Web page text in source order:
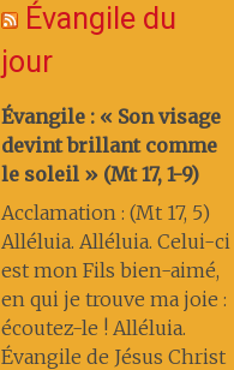
Évangile du
jour
Évangile : « Son visage
devint brillant comme
le soleil » (Mt 17, 1-9)
Acclamation : (Mt 17, 5)
Alléluia. Alléluia. Celui-ci
est mon Fils bien-aimé,
en qui je trouve ma joie :
écoutez-le ! Alléluia.
Évangile de Jésus Christ